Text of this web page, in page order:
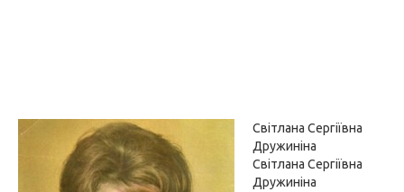
Світлана Сергіївна
Дружиніна
Світлана Сергіївна
Дружиніна